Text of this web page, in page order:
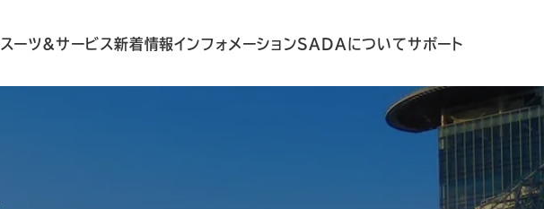
スーツ&サービス新着情報インフォメーションSADAについてサポート